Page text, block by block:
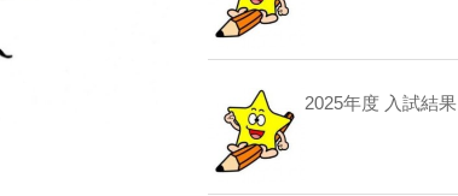
2025年度 入試結果